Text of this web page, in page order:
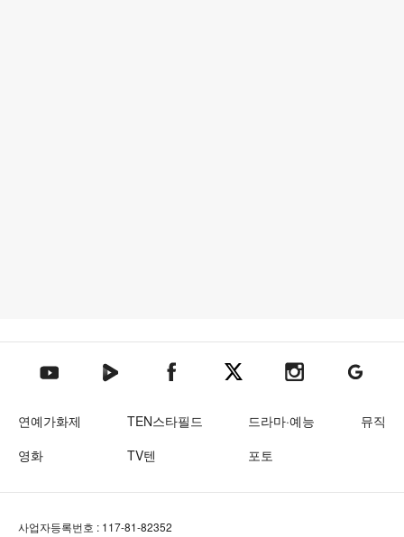
텐아시아 유튜브텐아시아 네이버TV텐아시아 페이스북텐아시아 엑스텐아시아 인스타그램
텐아시아
연예가화제 TEN스타필드 드라마·예능
뮤직
영화
TV텐 포토
사업자등록번호 : 117-81-82352